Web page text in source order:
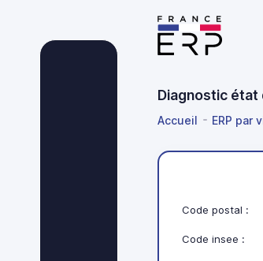
Diagnostic état
Accueil ERP par
Code postal :
Code insee :